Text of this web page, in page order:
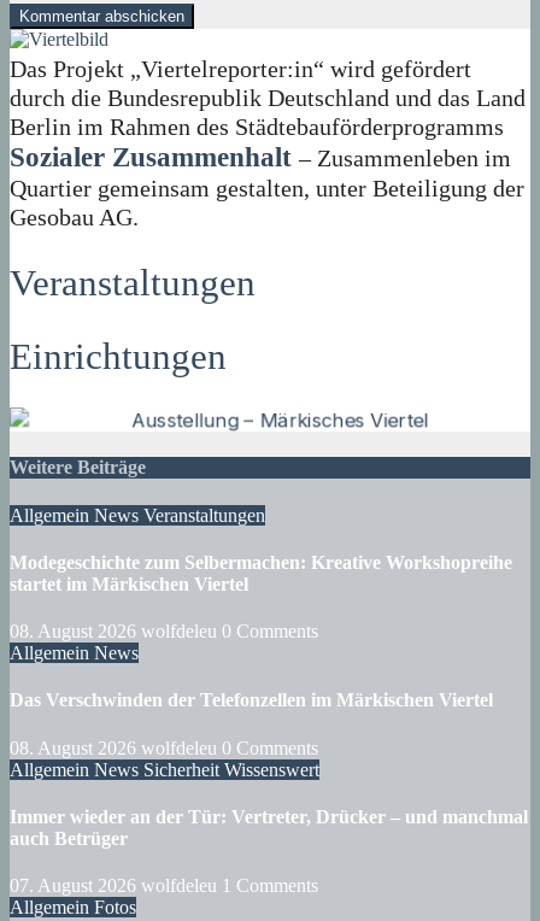
Das Projekt „Viertelreporter:in“ wird gefördert
durch die Bundesrepublik Deutschland und das Land
Berlin im Rahmen des Städtebauförderprogramms
Sozialer Zusammenhalt – Zusammenleben im
Quartier gemeinsam gestalten, unter Beteiligung der
Gesobau AG.
Veranstaltungen
Einrichtungen
Weitere Beiträge
Allgemein News Veranstaltungen
Modegeschichte zum Selbermachen: Kreative Workshopreihe
startet im Märkischen Viertel
08. August 2026 wolfdeleu 0 Comments
Allgemein News
Das Verschwinden der Telefonzellen im Märkischen Viertel
08. August 2026 wolfdeleu 0 Comments
Allgemein News Sicherheit Wissenswert
Immer wieder an der Tür: Vertreter, Drücker – und manchmal
auch Betrüger
07. August 2026 wolfdeleu 1 Comments
Allgemein Fotos